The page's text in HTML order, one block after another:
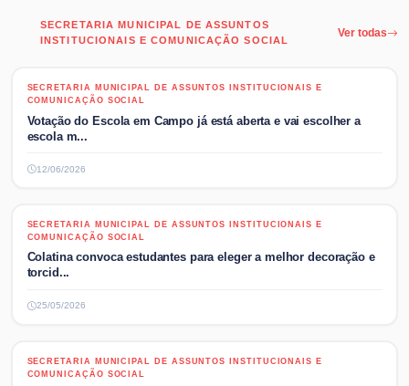
SECRETARIA MUNICIPAL DE ASSUNTOS
INSTITUCIONAIS E COMUNICAÇÃO SOCIAL
Ver todas
SECRETARIA MUNICIPAL DE ASSUNTOS INSTITUCIONAIS E
COMUNICAÇÃO SOCIAL
SECRETARIA MUNICIPAL DE ASSUNTOS INSTITUCIONAIS E
COMUNICAÇÃO SOCIAL
Votação do Escola em Campo já está aberta e vai escolher a
escola m...
12/06/2026
SECRETARIA MUNICIPAL DE ASSUNTOS INSTITUCIONAIS E
COMUNICAÇÃO SOCIAL
SECRETARIA MUNICIPAL DE ASSUNTOS INSTITUCIONAIS E
COMUNICAÇÃO SOCIAL
Colatina convoca estudantes para eleger a melhor decoração e
torcid...
25/05/2026
SECRETARIA MUNICIPAL DE ASSUNTOS INSTITUCIONAIS E
COMUNICAÇÃO SOCIAL
SECRETARIA MUNICIPAL DE ASSUNTOS INSTITUCIONAIS E
COMUNICAÇÃO SOCIAL